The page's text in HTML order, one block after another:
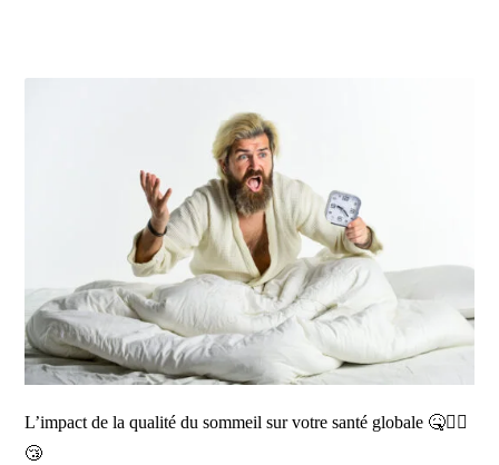
L’impact de la qualité du sommeil sur votre santé globale 🤒👨‍⚕️
😴